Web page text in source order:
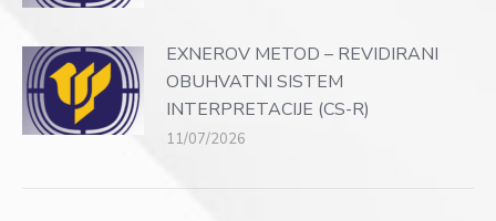
EXNEROV METOD – REVIDIRANI
OBUHVATNI SISTEM
INTERPRETACIJE (CS-R)
11/07/2026